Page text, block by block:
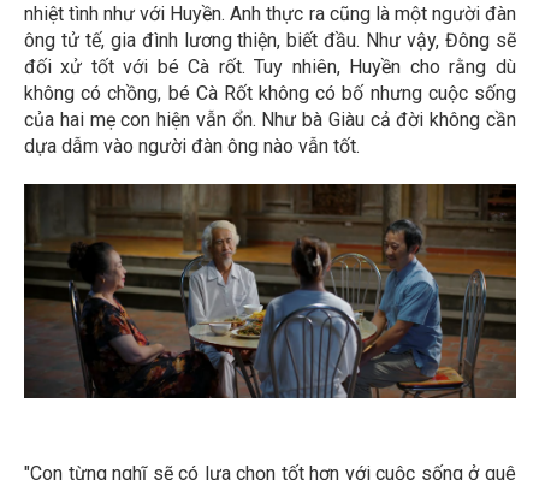
nhiệt tình như với Huyền. Anh thực ra cũng là một người đàn
ông tử tế, gia đình lương thiện, biết đầu. Như vậy, Đông sẽ
đối xử tốt với bé Cà rốt. Tuy nhiên, Huyền cho rằng dù
không có chồng, bé Cà Rốt không có bố nhưng cuộc sống
của hai mẹ con hiện vẫn ổn. Như bà Giàu cả đời không cần
dựa dẫm vào người đàn ông nào vẫn tốt.
"Con từng nghĩ sẽ có lựa chọn tốt hơn với cuộc sống ở quê